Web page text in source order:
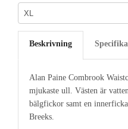
Beskrivning
Alan Paine Combrook
mjukaste ull. Västen är
bälgfickor samt en
Breeks.